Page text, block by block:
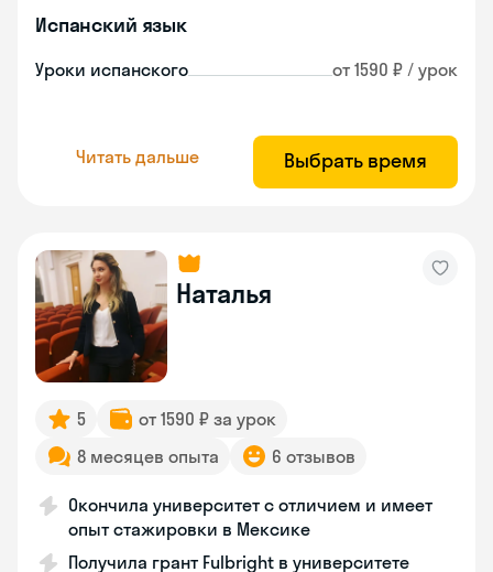
Испанский язык
Уроки испанского от 1590 ₽ / урок
Читать дальше Выбрать время
Наталья
5
от 1590 ₽ за урок
8 месяцев опыта
6 отзывов
Окончила университет с отличием и имеет
опыт стажировки в Мексике
Получила грант Fulbright в университете